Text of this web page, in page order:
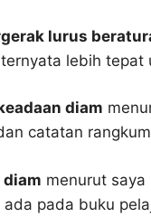
lurus
lebih
diam
catatan
menurut saya
pada buku